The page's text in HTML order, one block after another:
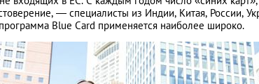
— специалисты из Индии, Китая, России,
Blue Card применяется наиболее широко.